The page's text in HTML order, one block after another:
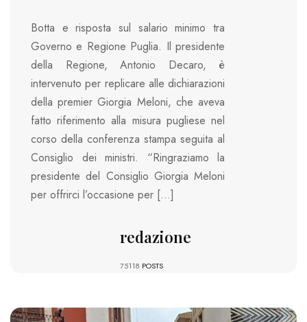
Botta e risposta sul salario minimo tra
Governo e Regione Puglia. Il presidente
della Regione, Antonio Decaro, è
intervenuto per replicare alle dichiarazioni
della premier Giorgia Meloni, che aveva
fatto riferimento alla misura pugliese nel
corso della conferenza stampa seguita al
Consiglio dei ministri. “Ringraziamo la
presidente del Consiglio Giorgia Meloni
per offrirci l’occasione per […]
redazione
75118 POSTS